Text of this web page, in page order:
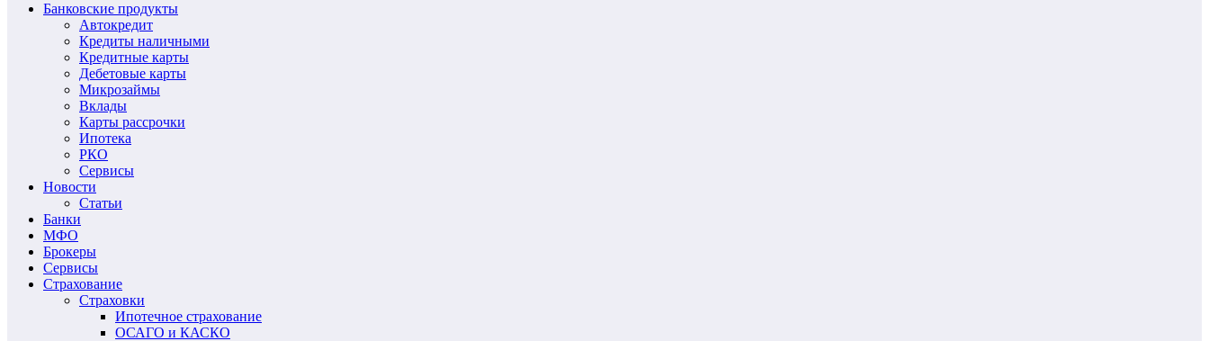
Банковские продукты
Автокредит
Кредиты наличными
Кредитные карты
Дебетовые карты
Микрозаймы
Вклады
Карты рассрочки
Ипотека
РКО
Сервисы
Новости
Статьи
Банки
МФО
Брокеры
Сервисы
Страхование
Страховки
Ипотечное страхование
ОСАГО и КАСКО